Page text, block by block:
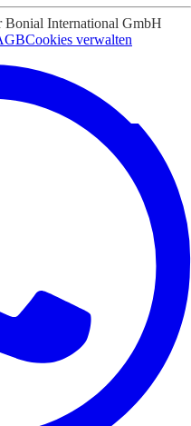
International GmbH
Cookies verwalten